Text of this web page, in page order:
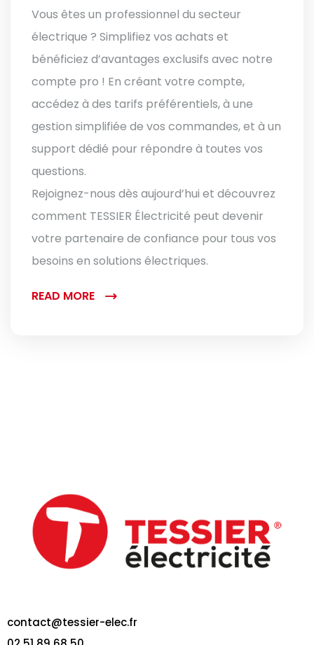
Vous êtes un professionnel du secteur
électrique ? Simplifiez vos achats et
bénéficiez d’avantages exclusifs avec notre
compte pro ! En créant votre compte,
accédez à des tarifs préférentiels, à une
gestion simplifiée de vos commandes, et à un
support dédié pour répondre à toutes vos
questions.
Rejoignez-nous dès aujourd’hui et découvrez
comment TESSIER Électricité peut devenir
votre partenaire de confiance pour tous vos
besoins en solutions électriques.
READ MORE
contact@tessier-elec.fr